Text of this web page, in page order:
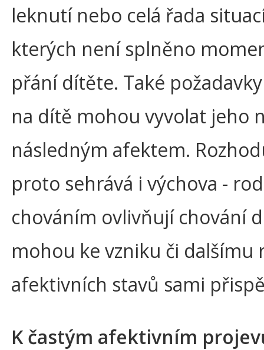
leknutí nebo celá řada
kterých není splněno
přání dítěte. Také
na dítě mohou vyvolat jeho
následným afektem.
proto sehrává i výchova -
chováním ovlivňují chování
mohou ke vzniku či dalšímu
afektivních stavů sami
K častým afektivním